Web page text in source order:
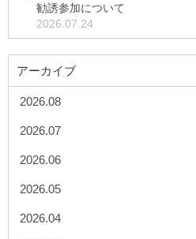
勧誘参加について
2026.07.24
アーカイブ
2026.08
2026.07
2026.06
2026.05
2026.04